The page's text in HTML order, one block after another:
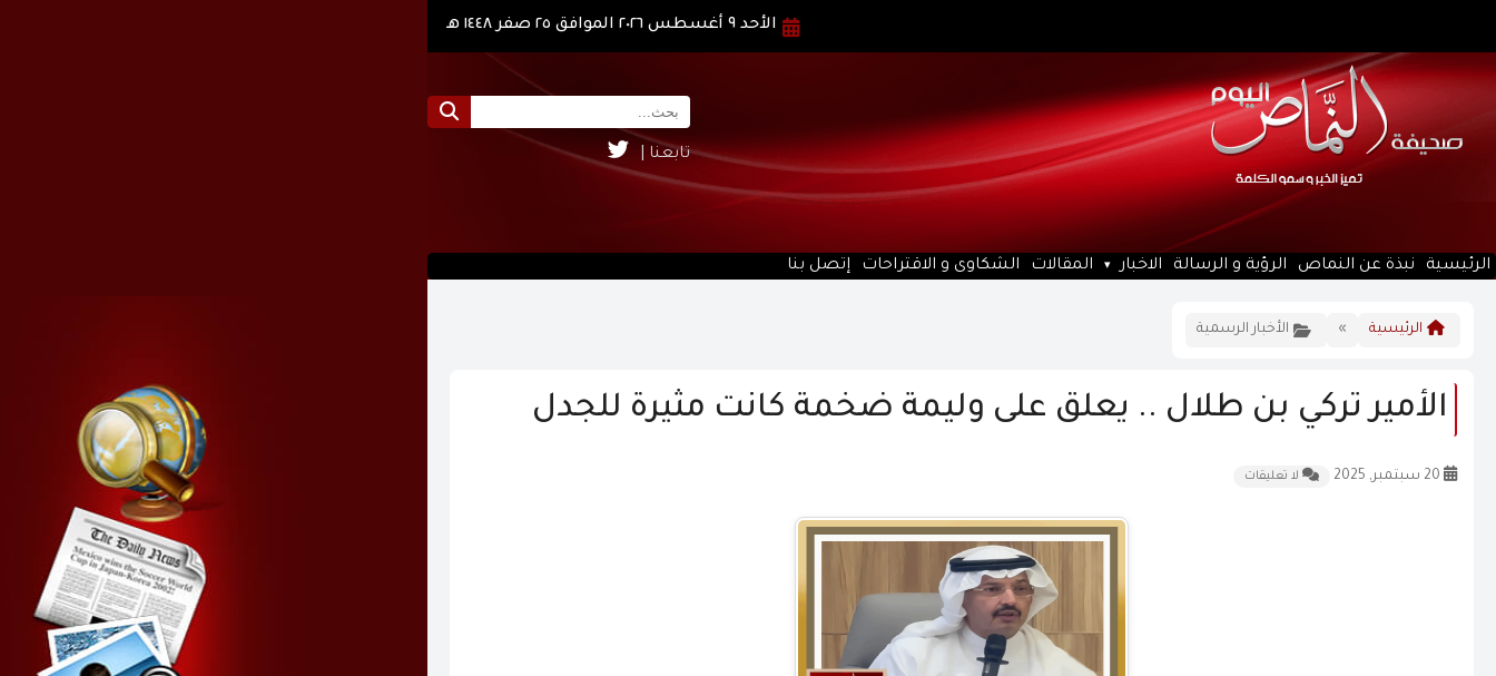
الأحد ٩ أغسطس ٢٠٢٦ الموافق ٢٥ صفر ١٤٤٨ هـ
تابعنا |
الرئيسية نبذة عن النماص الرؤية و الرسالة الاخبار المقالات الشكاوى و الاقتراحات إتصل بنا
الرئيسية » الأخبار الرسمية
الأمير تركي بن طلال .. يعلق على وليمة ضخمة كانت مثيرة للجدل
لا تعليقات